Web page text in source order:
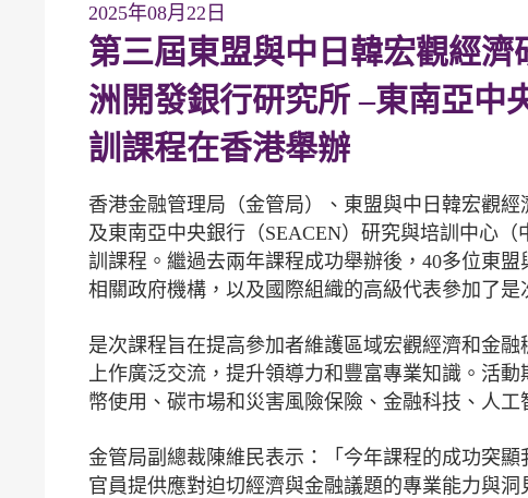
2025年08月22日
第三屆東盟與中日韓宏觀經
洲開發銀行研究所 –東南亞中
訓課程在香港舉辦
香港金融管理局（金管局）、東盟與中日韓宏觀
及東南亞中央銀行（SEACEN）研究與培訓中心
訓課程。繼過去兩年課程成功舉辦後，40多位東
相關政府機構，以及國際組織的高級代表參加了是
是次課程旨在提高參加者維護區域宏觀經濟和金
上作廣泛交流，提升領導力和豐富專業知識。活
幣使用、碳市場和災害風險保險、金融科技、人
金管局副總裁陳維民表示：「今年課程的成功突
官員提供應對迫切經濟與金融議題的專業能力與